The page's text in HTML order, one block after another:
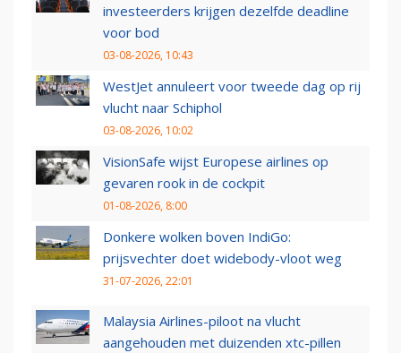
investeerders krijgen dezelfde deadline
voor bod
03-08-2026, 10:43
WestJet annuleert voor tweede dag op rij
vlucht naar Schiphol
03-08-2026, 10:02
VisionSafe wijst Europese airlines op
gevaren rook in de cockpit
01-08-2026, 8:00
Donkere wolken boven IndiGo:
prijsvechter doet widebody-vloot weg
31-07-2026, 22:01
Malaysia Airlines-piloot na vlucht
aangehouden met duizenden xtc-pillen